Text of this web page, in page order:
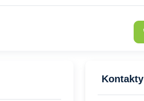
Kontakty